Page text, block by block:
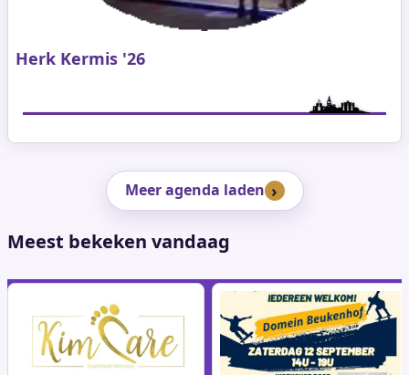
Herk Kermis '26
Meer agenda laden
Meest bekeken vandaag